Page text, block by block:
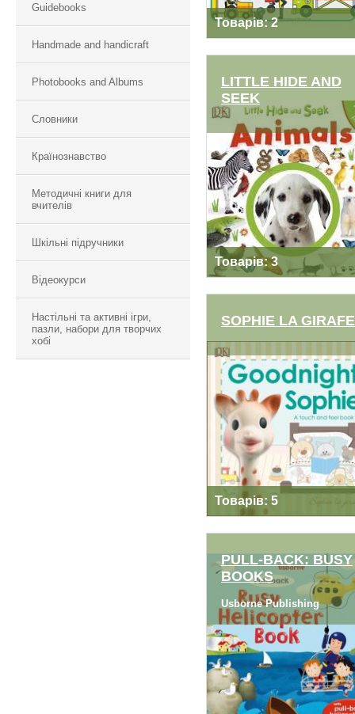
Guidebooks
Handmade and handicraft
Photobooks and Albums
Словники
Країнознавство
Методичні книги для
вчителів
Шкільні підручники
Відеокурси
Настільні та активні ігри,
пазли, набори для творчих
хобі
Товарів: 2
LITTLE HIDE AND
SEEK
Товарів: 3
LITTLE HIDE AND
SEEK
SOPHIE LA GIRAFE
Товарів: 5
SOPHIE LA GIRAFE
PULL-BACK: BUSY
BOOKS
Usborne Publishing
PULL-BACK: BUSY
BOOKS